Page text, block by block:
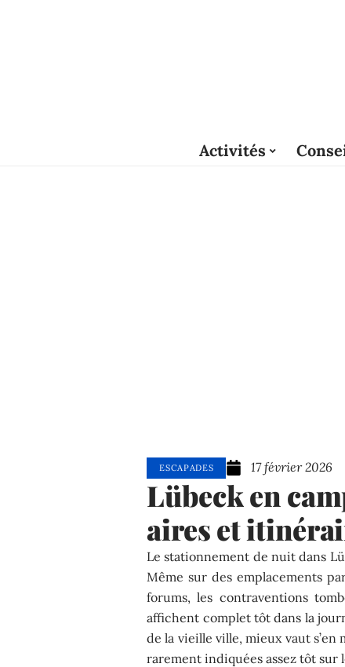
Activités
ESCAPADES 17 février 2026
Lübeck en
aires et
Le stationnement de nuit dans
Même sur des emplacements
forums, les contraventions
affichent complet tôt dans la
de la vieille ville, mieux vaut
rarement indiquées assez tôt sur